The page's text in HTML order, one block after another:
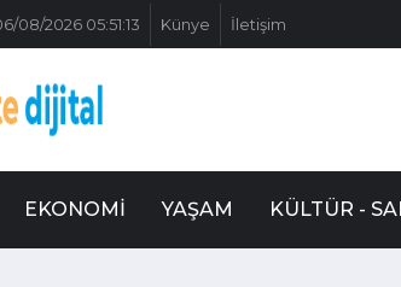
08/2026 05:51:13 Künye İletişim
EKONOMI YAŞAM KÜLTÜR -